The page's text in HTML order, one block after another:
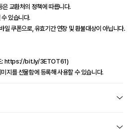
교환처의 정책에 따릅니다.
있습니다.
일 쿠폰으로, 유효기간 연장 및 환불대상이 아닙니다.
: https://bit.ly/3ETOT61)
지를 선물함에 등록해 사용할 수 있습니다.